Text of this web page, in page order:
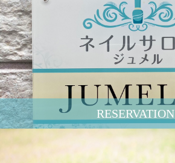
RESERVATION